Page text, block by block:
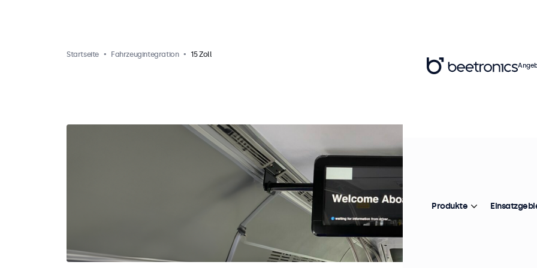
Startseite Fahrzeugintegration 15 Zoll
Produkte